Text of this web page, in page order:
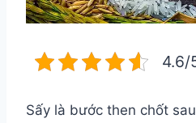
4.6/
Sấy là bước then chốt